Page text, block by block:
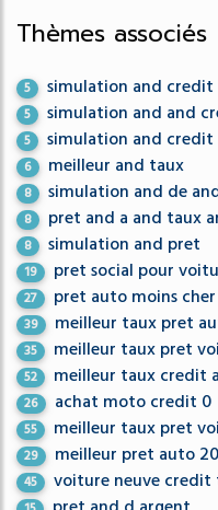
Thèmes associés
5 simulation and
5 simulation and and
5 simulation and credit
6 meilleur and taux
8 simulation and de
8 pret and a and taux
8 simulation and pret
19 pret social pour
27 pret auto moins
39 meilleur taux pret
35 meilleur taux pret
52 meilleur taux credit
26 achat moto credit 0
55 meilleur taux pret
29 meilleur pret auto
45 voiture neuve credit